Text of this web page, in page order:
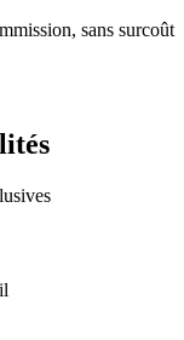
sans surcoût